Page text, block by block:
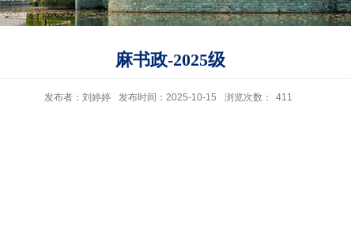
麻书政-2025级
发布者：刘婷婷 发布时间：2025-10-15 浏览次数： 411